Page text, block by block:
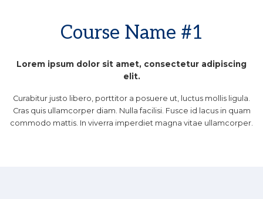
Course Name #1
Lorem ipsum dolor sit amet, consectetur adipiscing
elit.
Curabitur justo libero, porttitor a posuere ut, luctus mollis ligula.
Cras quis ullamcorper diam. Nulla facilisi. Fusce id lacus in quam
commodo mattis. In viverra imperdiet magna vitae ullamcorper.